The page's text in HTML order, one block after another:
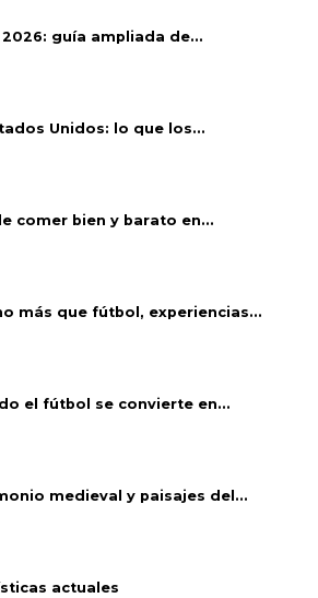
guía ampliada de...
Unidos: lo que los...
comer bien y barato en...
más que fútbol, experiencias...
el fútbol se convierte en...
medieval y paisajes del...
actuales